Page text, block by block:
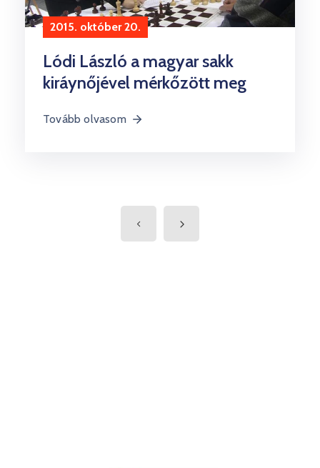
2015. október 20.
Lódi László a magyar sakk
kiráynőjével mérkőzött meg
Tovább olvasom